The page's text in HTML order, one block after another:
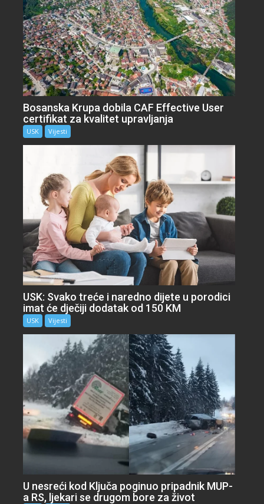
Bosanska Krupa dobila CAF Effective User
certifikat za kvalitet upravljanja
USK Vijesti
USK: Svako treće i naredno dijete u porodici
imat će dječiji dodatak od 150 KM
USK Vijesti
U nesreći kod Ključa poginuo pripadnik MUP-
a RS, ljekari se drugom bore za život